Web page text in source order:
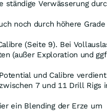
Verwässerung
noch durch höhere
(Seite 9). Bei
(außer Exploration und
und Calibre
7 und 11 Drill Rigs
ein Blending der Erze um